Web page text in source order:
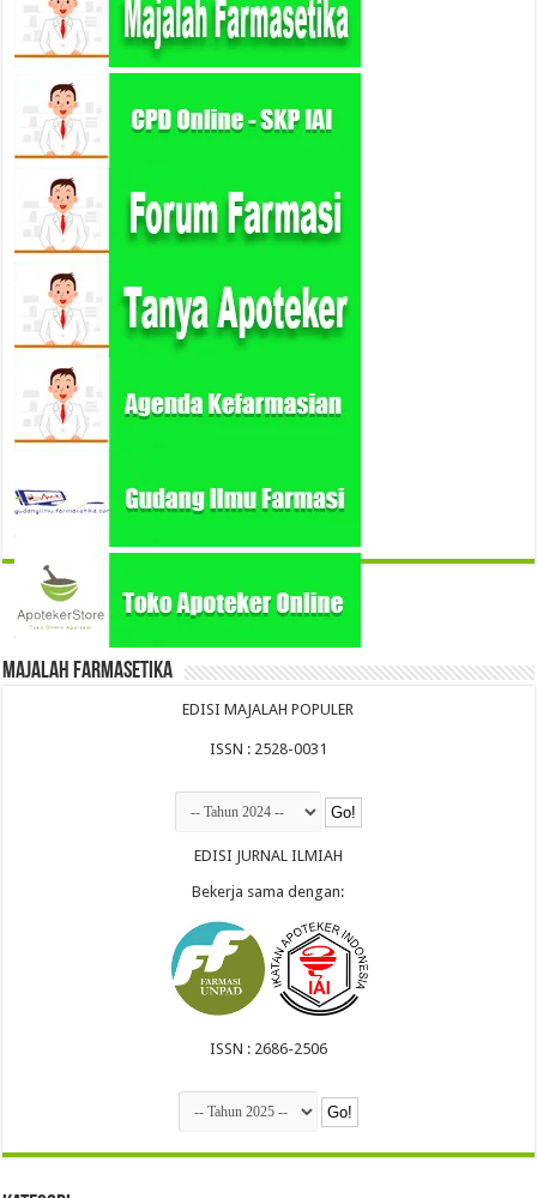
Majalah Farmasetika
EDISI MAJALAH POPULER
ISSN : 2528-0031
EDISI JURNAL ILMIAH
Bekerja sama dengan:
ISSN : 2686-2506